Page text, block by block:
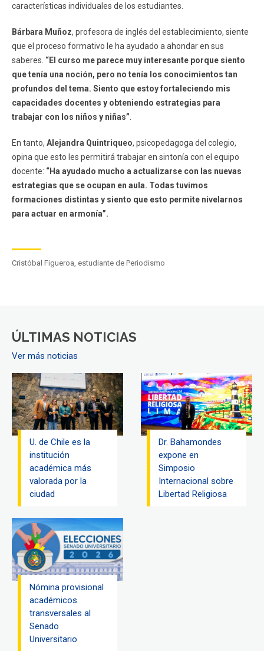
características individuales de los estudiantes.
Bárbara Muñoz, profesora de inglés del establecimiento, siente
que el proceso formativo le ha ayudado a ahondar en sus
saberes. “El curso me parece muy interesante porque siento
que tenía una noción, pero no tenía los conocimientos tan
profundos del tema. Siento que estoy fortaleciendo mis
capacidades docentes y obteniendo estrategias para
trabajar con los niños y niñas”
En tanto, Alejandra Quintriqueo, psicopedagoga del colegio,
opina que esto les permitirá trabajar en sintonía con el equipo
docente: “Ha ayudado mucho a actualizarse con las nuevas
estrategias que se ocupan en aula. Todas tuvimos
formaciones distintas y siento que esto permite nivelarnos
para actuar en armonía”.
Cristóbal Figueroa, estudiante de Periodismo
ÚLTIMAS NOTICIAS
Ver más noticias
U. de Chile es la
institución
académica más
valorada por la
ciudad
Dr. Bahamondes
expone en
Simposio
Internacional sobre
Libertad Religiosa
Nómina provisional
académicos
transversales al
Senado
Universitario